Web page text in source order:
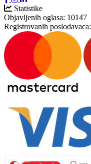
Statistike
Objavljenih oglasa: 10147
Registrovanih poslodavaca: